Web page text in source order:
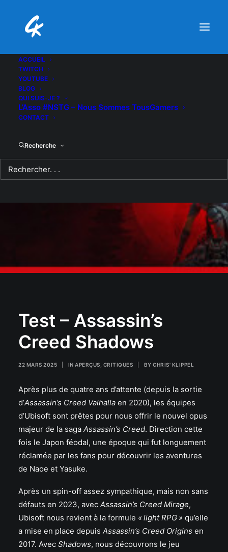
ACCUEIL
TWITCH
YOUTUBE
BLOG
QUI SUIS-JE ?
L’Asso #NSTG – Nous Sommes TousGamers
CONTACT
Recherche
Test – Assassin’s
Creed Shadows
22 MARS 2025 IN APERÇUS CRITIQUES BY CHRIS' KLIPPEL
Après plus de quatre ans d’attente (depuis la sortie
d’Assassin’s Creed Valhalla en 2020), les équipes
d’Ubisoft sont prêtes pour nous offrir le nouvel opus
majeur de la saga Assassin’s Creed. Direction cette
fois le Japon féodal, une époque qui fut longuement
réclamée par les fans pour découvrir les aventures
de Naoe et Yasuke.
Après un spin-off assez sympathique, mais non sans
défauts en 2023, avec Assassin’s Creed Mirage,
Ubisoft nous revient à la formule « light RPG » qu’elle
a mise en place depuis Assassin’s Creed Origins en
2017. Avec Shadows, nous découvrons le jeu